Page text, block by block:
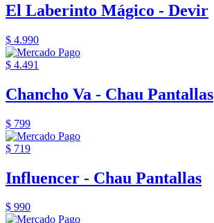
El Laberinto Mágico - Devir
$ 4.990
$ 4.491
Chancho Va - Chau Pantallas
$ 799
$ 719
Influencer - Chau Pantallas
$ 990